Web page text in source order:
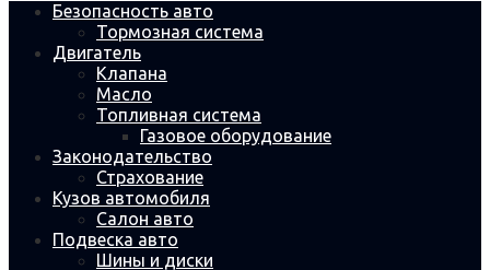
Безопасность авто
Тормозная система
Двигатель
Клапана
Масло
Топливная система
Газовое оборудование
Законодательство
Страхование
Кузов автомобиля
Салон авто
Подвеска авто
Шины и диски